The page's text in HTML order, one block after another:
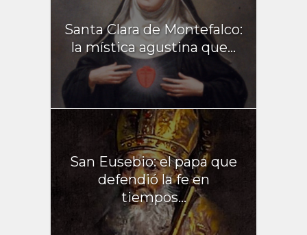
Santa Clara de Montefalco:
la mística agustina que...
San Eusebio: el papa que
defendió la fe en
tiempos...